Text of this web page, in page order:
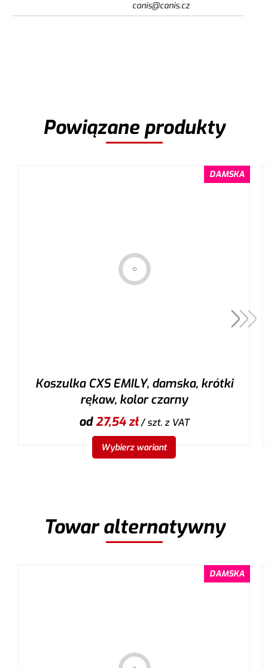
canis@canis.cz
Powiązane produkty
DAMSKA
Koszulka CXS EMILY, damska, krótki
rękaw, kolor czarny
od27,54zł/ szt.z VAT
Wybierz wariant
Towar alternatywny
DAMSKA